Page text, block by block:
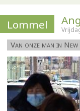
Lommel
Van onze man in